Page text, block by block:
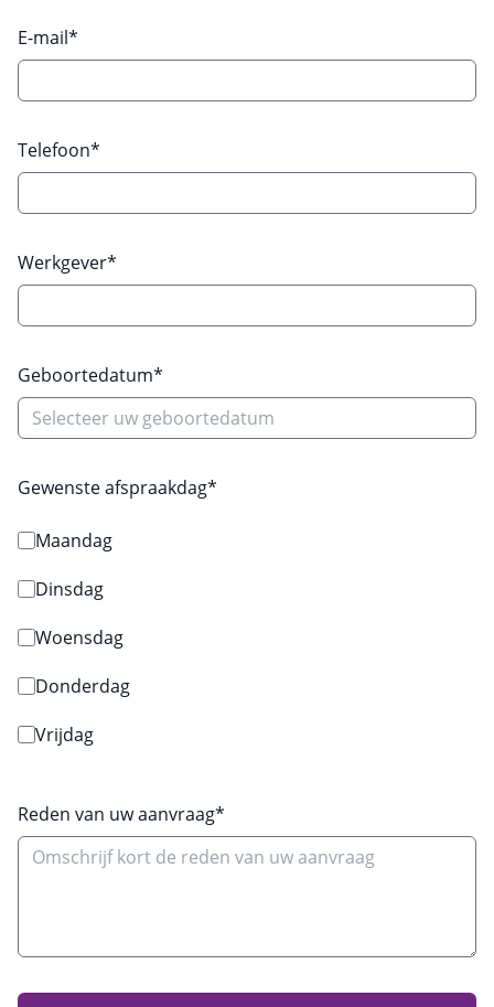
E-mail*
Telefoon*
Werkgever*
Geboortedatum*
Gewenste afspraakdag*
Maandag
Dinsdag
Woensdag
Donderdag
Vrijdag
Reden van uw aanvraag*